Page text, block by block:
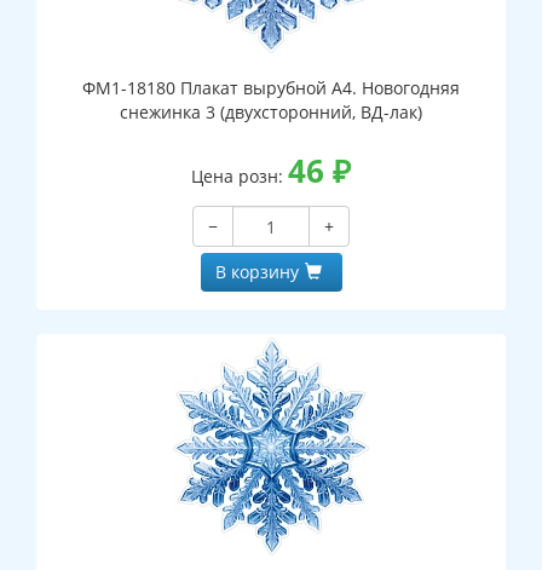
ФМ1-18180 Плакат вырубной А4. Новогодняя
снежинка 3 (двухсторонний, ВД-лак)
Цена розн: 46 ₽
−
+
В корзину